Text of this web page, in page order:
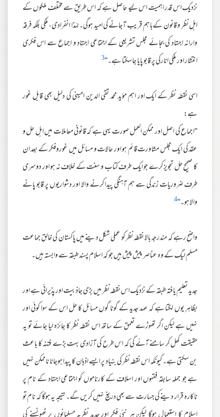
نزدیک اس قدر اہمیت اس لیے حاصل ہے کہ اس طریق سے مختلف ملکوں کے
اہل نظر و قانون کےباہم قریب آجانے کی امید ہوگی۔ لہٰذا انفرادی، ملکی بلکہ فرقہ
وارانہ اجتہاد کی بجائے مجلس تشریعی کے اجتماعی اجتہاد و اجماع سے اس فکری
انتشار اور ملکی انارکی پر قابو پایا جاسکتا ہے۔''3
اسی نقطہ نظر کے ایک اور اہم مؤید محمد تقی الدین امینی کی دلیل بھی قابل غور
ہے:
''اجماع کی اصل اور ممکن العمل صورت یہی ہے کہ قانونی معاملات میں اہل حل و
عقد کی ایک مجلس مشاورت قائم ہو اور حالات و مسائل میں غوروفکر کے بعد ان
کا صحیح حل تجویز کرے جو ایک طرف کتاب و سنت کے خلاف نہ ہو اور دوسری
طرف ضروریات زندگی سے ہم آہنگی پیدا کرنے والا اور دشواریوں پر قابو پانے
والا ہو۔''4
واضح رہے کہ مندرجہ بالا نقطہ نظر کو عملی شکل دینے میں پاکستان کی خالق جماعت
مسلم لیگ کے وہ عناصر پیش پیش ہیں جو کہ اسلام پسند طبقہ سے وابستہ ہیں۔
جدید تعلیم یافتہ طبقہ کے نزدیک اس نقطہ نظر میں بڑی جاذبیت اور پذیرائی ہے اور
بظاہر یوں لگتا ہے کہ عہد جدید کے گونا گوں مسائل کا حل اس کے سوا کوئی اور
نہیں ہے لیکن اگر تھوڑے تعمق کے ساتھ اس نقطہ نظر کا جائزہ لیا جائے تو یہ
حقیقت کھل کر سامنے آئے گی کہ اس طرح کی آزادی بہت بڑے فتنہ کا باعث
بن سکتی ہے۔ کیونکہ اس نقطہ نظر کی بنیاد پر ایسے اذہان کا پیدا ہوجانا ناممکن نہیں
ہے جو جملہ سابقہ فقہوں اور اسلاف کے کارناموں کو اجتماعی اجتہاد کے نام پر
ناکارہ قرار دینے کی جسارت سے بھی دریغ نہیں کریں گے۔نتیجہ یہ ہوگا کہ نام تو